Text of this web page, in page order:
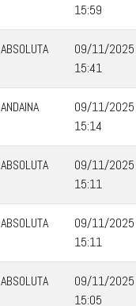
15:59
ABSOLUTA
09/11/2025
15:41
ANDAINA
09/11/2025
15:14
ABSOLUTA
09/11/2025
15:11
ABSOLUTA
09/11/2025
15:11
ABSOLUTA
09/11/2025
15:05